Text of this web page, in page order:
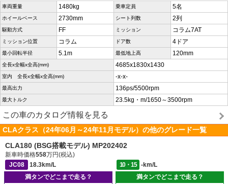
車両重量 1480kg 乗車定員 5名
ホイールベース 2730mm シート列数 2列
駆動方式 FF ミッション コラム7AT
ミッション位置 コラム ドア数 4ドア
最小回転半径 5.1m 最低地上高 120mm
全長x全幅x全高(mm) 4685x1830x1430
室内 全長x全幅x全高(mm) -x-x-
最高出力 136ps/5500rpm
最大トルク 23.5kg・m/1650～3500rpm
この車のカタログ情報を見る
CLAクラス（24年06月～24年11月モデル）の他のグレード一覧
CLA180 (BSG搭載モデル) MP202402
新車時価格558万円(税込)
JC08
18.3km/L 10・15
-km/L
満タンでどこまで走る？
満タンでどこまで走る？